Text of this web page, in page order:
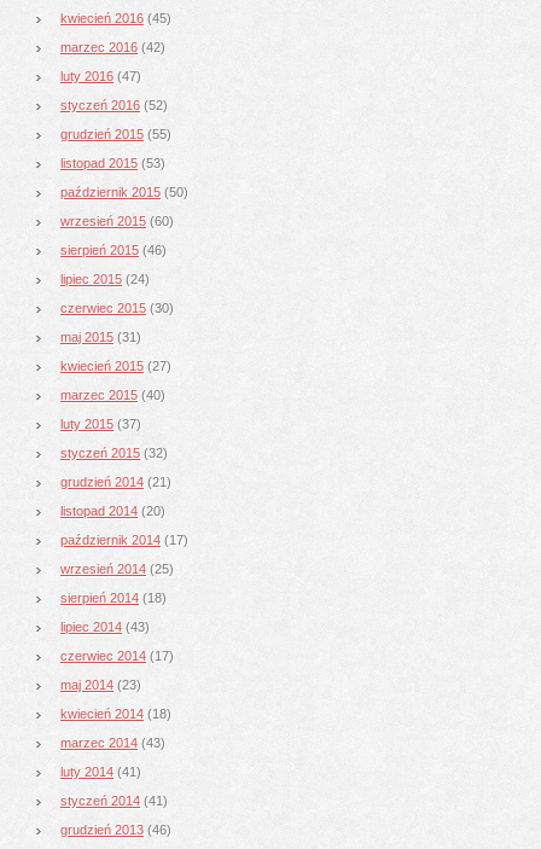
kwiecień 2016 (45)
marzec 2016 (42)
luty 2016 (47)
styczeń 2016 (52)
grudzień 2015 (55)
listopad 2015 (53)
październik 2015 (50)
wrzesień 2015 (60)
sierpień 2015 (46)
lipiec 2015 (24)
czerwiec 2015 (30)
maj 2015 (31)
kwiecień 2015 (27)
marzec 2015 (40)
luty 2015 (37)
styczeń 2015 (32)
grudzień 2014 (21)
listopad 2014 (20)
październik 2014 (17)
wrzesień 2014 (25)
sierpień 2014 (18)
lipiec 2014 (43)
czerwiec 2014 (17)
maj 2014 (23)
kwiecień 2014 (18)
marzec 2014 (43)
luty 2014 (41)
styczeń 2014 (41)
grudzień 2013 (46)